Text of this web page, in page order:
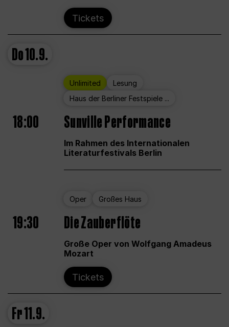
Tickets
Do10.9.
Unlimited
Lesung
Haus der Berliner Festspiele ...
18:00 Sunville Performance
Im Rahmen des Internationalen
Literaturfestivals Berlin
Oper Großes Haus
19:30 Die Zauberflöte
Große Oper von Wolfgang Amadeus
Mozart
Tickets
Fr11.9.